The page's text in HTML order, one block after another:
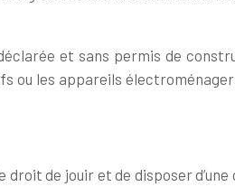
et sans permis de
ou les appareils
de jouir et de disposer